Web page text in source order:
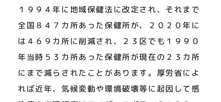
１９９４年に地域保健法に改定され、それまで
全国８４７カ所あった保健所が、２０２０年に
は４６９カ所に削減され、２３区でも１９９０
年当時５３カ所あった保健所が現在の２３カ所
にまで減らされたことがあります。厚労省によ
れば近年、気候変動や環境破壊等に起因して感